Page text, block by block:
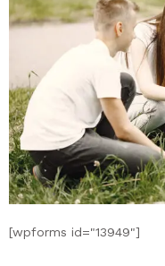
[wpforms id="13949"]